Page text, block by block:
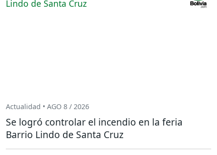
Actualidad • AGO 8 / 2026
Se logró controlar el incendio en la feria
Barrio Lindo de Santa Cruz